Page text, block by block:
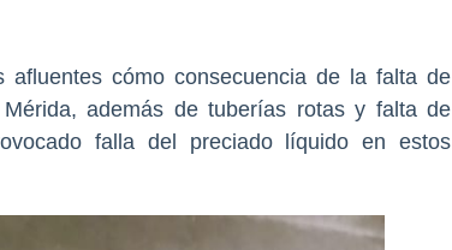
cómo consecuencia de la falta de
además de tuberías rotas y falta de
falla del preciado líquido en estos